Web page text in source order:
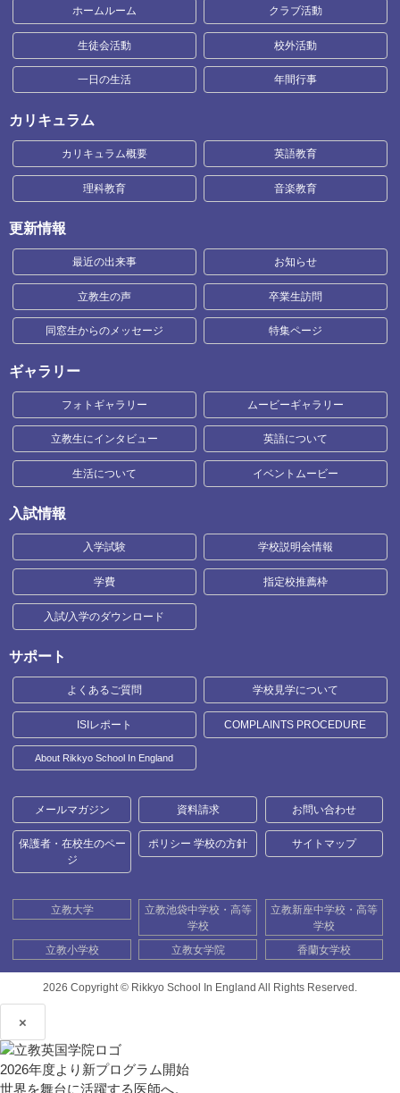
ホームルーム クラブ活動
生徒会活動 校外活動
一日の生活 年間行事
カリキュラム
カリキュラム概要 英語教育
理科教育 音楽教育
更新情報
最近の出来事 お知らせ
立教生の声 卒業生訪問
同窓生からのメッセージ 特集ページ
ギャラリー
フォトギャラリー ムービーギャラリー
立教生にインタビュー 英語について
生活について イベントムービー
入試情報
入学試験 学校説明会情報
学費 指定校推薦枠
入試/入学のダウンロード
サポート
よくあるご質問 学校見学について
ISIレポート COMPLAINTS PROCEDURE
About Rikkyo School In England
メールマガジン 資料請求 お問い合わせ
保護者・在校生のペー
ジ
ポリシー 学校の方針 サイトマップ
立教大学
立教池袋中学校・高等
学校
立教新座中学校・高等
学校
立教小学校
立教女学院 香蘭女学校
2026 Copyright © Rikkyo School In England All Rights Reserved.
×
2026年度より新プログラム開始
世界を舞台に活躍する医師へ。